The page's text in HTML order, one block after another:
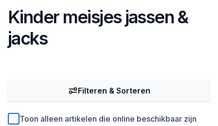
Kinder meisjes jassen &
jacks
Toon alleen artikelen die online beschikbaar zijn
Filteren & Sorteren